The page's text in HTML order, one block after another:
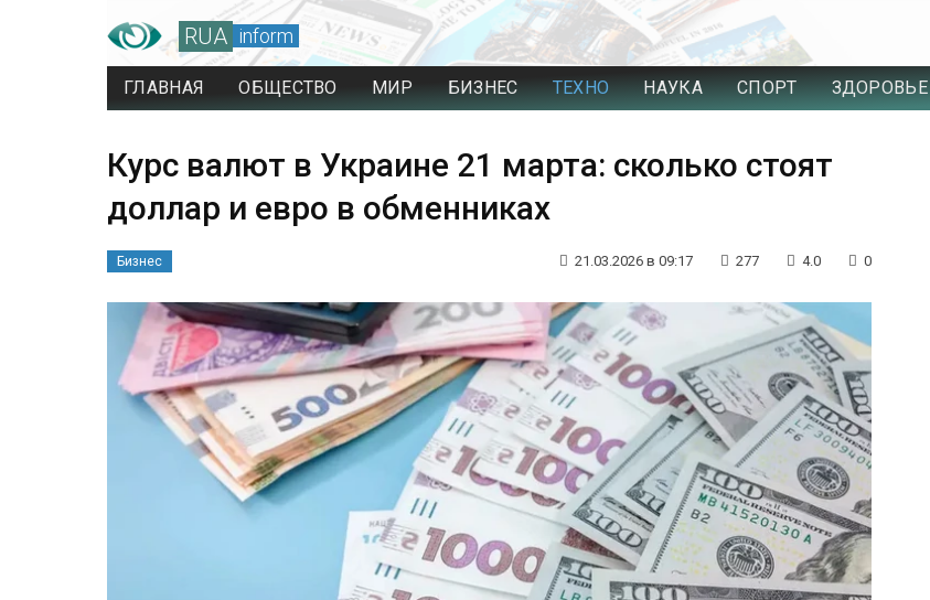
RUA inform
ГЛАВНАЯ ОБЩЕСТВО МИР БИЗНЕС ТЕХНО НАУКА СПОРТ ЗДОРОВЬЕ
Курс валют в Украине 21 марта: сколько стоят
доллар и евро в обменниках
Бизнес 21.03.2026 в 09:17 277 4.0 0